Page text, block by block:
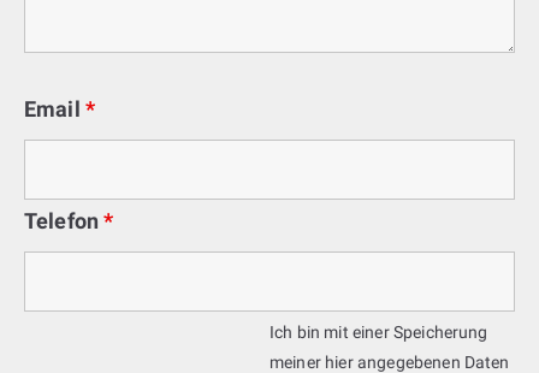
Email *
Telefon*
Ich bin mit einer Speicherung
meiner hier angegebenen Daten